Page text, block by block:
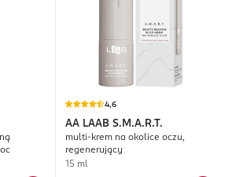
4,6
AA LAAB S.M.A.R.T.
multi-krem na okolice oczu,
regenerujący
15 ml